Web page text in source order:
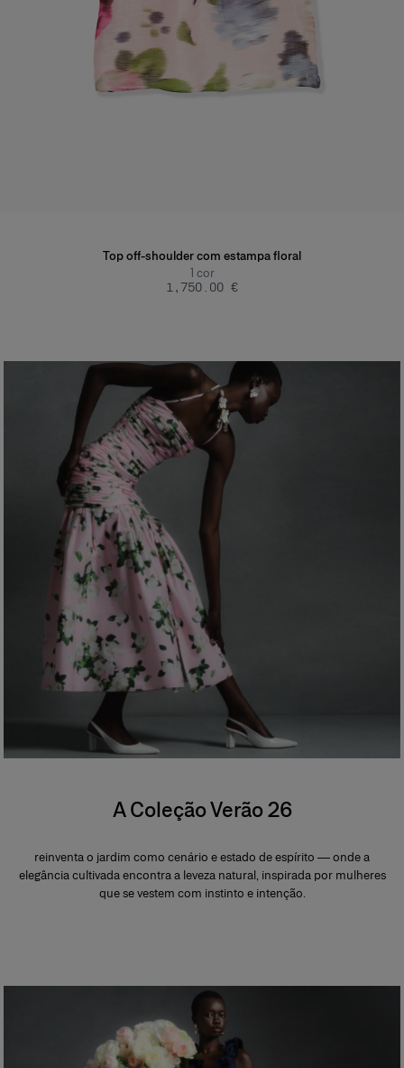
Top off-shoulder com estampa floral
1 cor
‌1,750.00 €
A Coleção Verão 26
reinventa o jardim como cenário e estado de espírito — onde a
elegância cultivada encontra a leveza natural, inspirada por mulheres
que se vestem com instinto e intenção.